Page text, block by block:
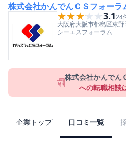
株式会社かんでんＣＳフォーラ
★★★★★
★★★★★3.124
大阪府大阪市都島区東野
シーエスフォーラム
株式会社かんでん
への転職相談
企業トップ 口コミ一覧